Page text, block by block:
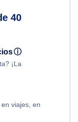
40
ⓘ
¡La
viajes, en